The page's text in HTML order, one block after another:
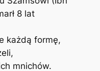
8 lat
każdą formę,
mnichów.